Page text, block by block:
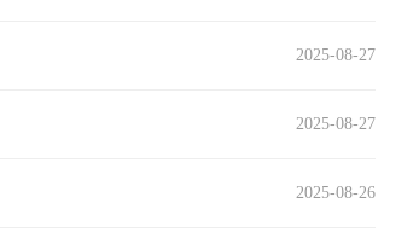
2025-08-27
2025-08-27
2025-08-26